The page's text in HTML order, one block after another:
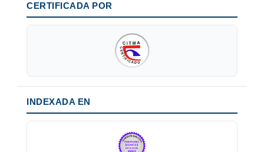
CERTIFICADA POR
INDEXADA EN